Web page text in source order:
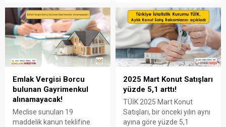
sektörü güven endeksi,
yüzde 1 artarak 91,8 oldu.
Türkiye İstatistik
Kurumu (TÜİK) tarafından
açıklanan 2024 Şubat inşaat
sektörü güven endeksi
yükseldi. Zira bu istatistiki
verilere göre, Şubat ayı
İSGE, 2024 Ocak...
Tüketici Fiyat Endeksi
(TÜFE) Ocak 2022’de yıllık
yüzde 48,69 arttı! Türkiye
İstatistik Kurumu (TÜİK)
verilerine göre Ocak
2022’de, Tüketici Fiyat
Endeksi (TÜFE) yıllık yüzde
48,69 arttı. TÜFE artışı aylık
bazda yüzde...
Emlak Vergisi Borcu
bulunan Gayrimenkul
alınamayacak!
Meclise sunulan 19
maddelik kanun teklifine
2025 Mart Konut Satışları
yüzde 5,1 arttı!
TÜİK 2025 Mart Konut
Satışları, bir önceki yılın aynı
ayına göre yüzde 5,1